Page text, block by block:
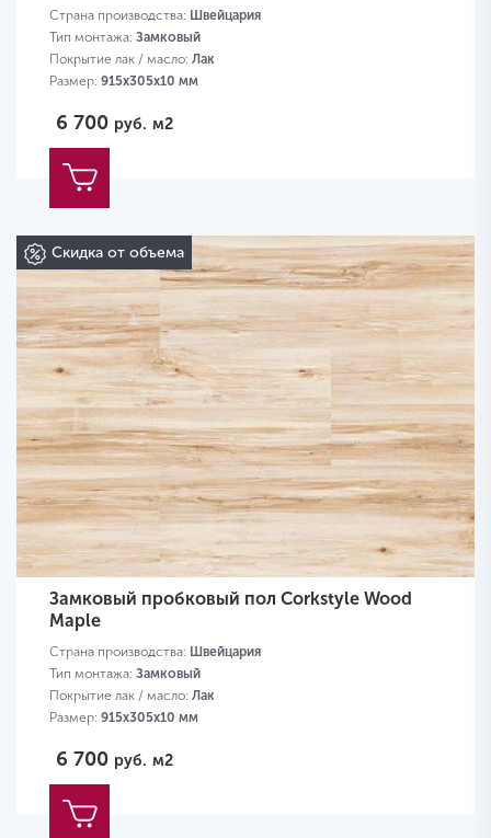
Страна производства: Швейцария
Тип монтажа: Замковый
Покрытие лак / масло: Лак
Размер: 915х305х10 мм
6 700 руб. м2
Скидка от объема
Замковый пробковый пол Corkstyle Wood
Maple
Страна производства: Швейцария
Тип монтажа: Замковый
Покрытие лак / масло: Лак
Размер: 915х305х10 мм
6 700 руб. м2